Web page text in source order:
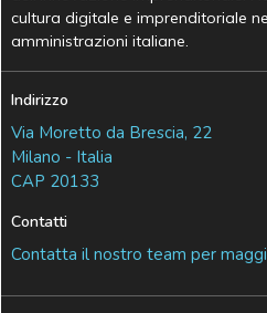
cultura digitale e imprenditoriale
amministrazioni italiane.
Indirizzo
Via Moretto da Brescia, 22
Milano - Italia
CAP 20133
Contatti
Contatta il nostro team per